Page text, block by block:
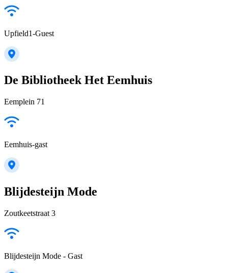
Upfield1-Guest
De Bibliotheek Het Eemhuis
Eemplein 71
Eemhuis-gast
Blijdesteijn Mode
Zoutkeetstraat 3
Blijdesteijn Mode - Gast